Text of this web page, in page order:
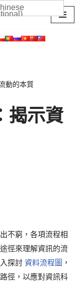
動的本質
揭示資
不窮，各項流程相
徑來理解資訊的流
探討 資料流程圖 ，
徑，以應對資訊科